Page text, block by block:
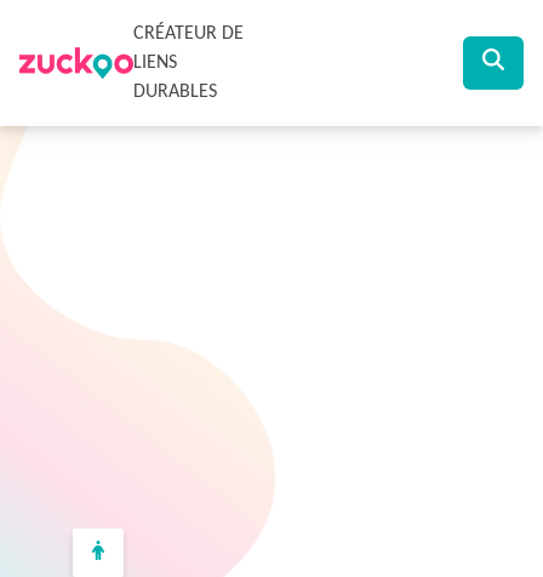
CRÉATEUR DE
LIENS
DURABLES